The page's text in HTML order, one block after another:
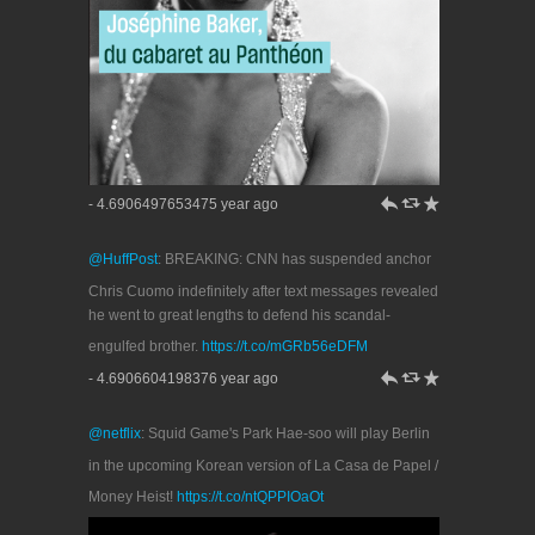
- 4.6906497653475 year ago h J R
@HuffPost: BREAKING: CNN has suspended anchor
Chris Cuomo indefinitely after text messages revealed
he went to great lengths to defend his scandal-
engulfed brother. https://t.co/mGRb56eDFM
- 4.6906604198376 year ago
h J R
@netflix: Squid Game's Park Hae-soo will play Berlin
in the upcoming Korean version of La Casa de Papel /
Money Heist! https://t.co/ntQPPIOaOt